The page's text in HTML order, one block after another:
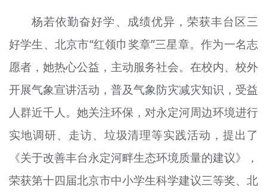
杨若依勤奋好学、成绩优异，荣获丰台区三
好学生、北京市“红领巾奖章”三星章。作为一名志
愿者，她热心公益，主动服务社会。在校内、校外
开展气象宣讲活动，普及气象防灾减灾知识，受益
人群近千人。她关注环保，对永定河周边环境进行
实地调研、走访、垃圾清理等实践活动，提出了
《关于改善丰台永定河畔生态环境质量的建议》，
荣获第十四届北京市中小学生科学建议三等奖、北